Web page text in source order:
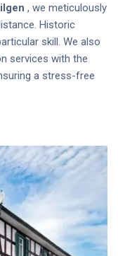
, we meticulously
Historic
skill. We also
services with the
a stress-free